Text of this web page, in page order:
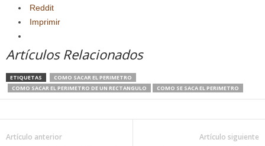
Reddit
Imprimir
Artículos Relacionados
ETIQUETAS
COMO SACAR EL PERIMETRO
COMO SACAR EL PERIMETRO DE UN RECTANGULO
COMO SE SACA EL PERIMETRO
Artículo anterior Artículo siguiente